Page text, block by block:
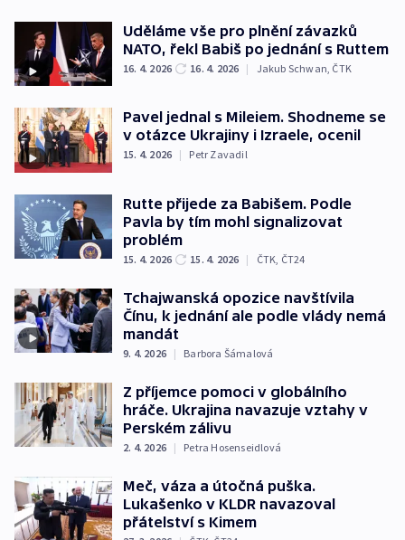
Uděláme vše pro plnění závazků
NATO, řekl Babiš po jednání s Ruttem
16. 4. 2026 16. 4. 2026 | Jakub Schwan ČTK
Pavel jednal s Mileiem. Shodneme se
v otázce Ukrajiny i Izraele, ocenil
15. 4. 2026 | Petr Zavadil
Rutte přijede za Babišem. Podle
Pavla by tím mohl signalizovat
problém
15. 4. 2026 15. 4. 2026 | ČTK ČT24
Tchajwanská opozice navštívila
Čínu, k jednání ale podle vlády nemá
mandát
9. 4. 2026 | Barbora Šámalová
Z příjemce pomoci v globálního
hráče. Ukrajina navazuje vztahy v
Perském zálivu
2. 4. 2026 | Petra Hosenseidlová
Meč, váza a útočná puška.
Lukašenko v KLDR navazoval
přátelství s Kimem